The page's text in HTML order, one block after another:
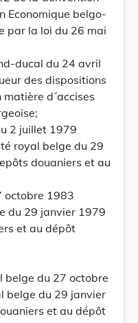
Economique belgo-
par la loi du 26 mai
ducal du 24 avril
des dispositions
d´accises
2 juillet 1979
royal belge du 29
douaniers et au
octobre 1983
du 29 janvier 1979
et au dépôt
belge du 27 octobre
belge du 29 janvier
et au dépôt